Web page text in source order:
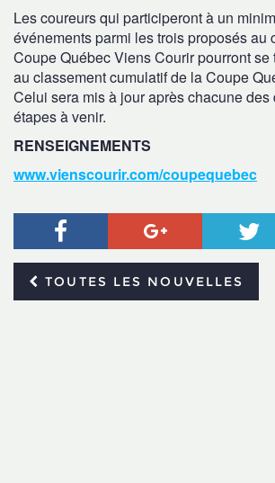
Les coureurs qui participeront à un
événements parmi les trois proposés au
Coupe Québec Viens Courir pourront
au classement cumulatif de la Coupe
Celui sera mis à jour après chacune
étapes à venir.
RENSEIGNEMENTS
www.vienscourir.com/coupequebec
Facebook Google+
TOUTES LES NOUVELLES